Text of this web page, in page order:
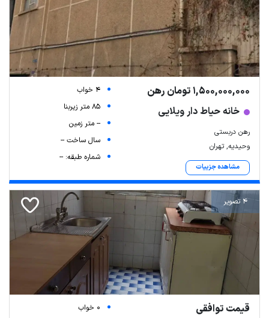
1,500,000,000 تومان رهن
خانه حیاط دار ویلایی
رهن دربستی
وحیدیه, تهران
مشاهده جزییات
4 خواب
85 متر زیربنا
-- متر زمین
سال ساخت --
شماره طبقه: --
4 تصویر
قیمت توافقی
0 خواب